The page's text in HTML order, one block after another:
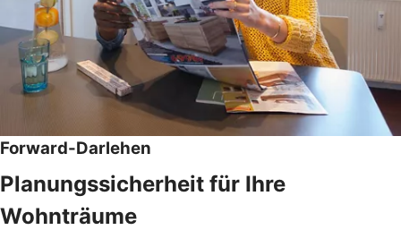
Forward-Darlehen
Planungssicherheit für Ihre
Wohnträume